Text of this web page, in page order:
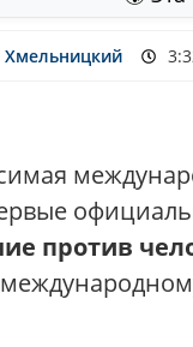
Хмельницкий
против